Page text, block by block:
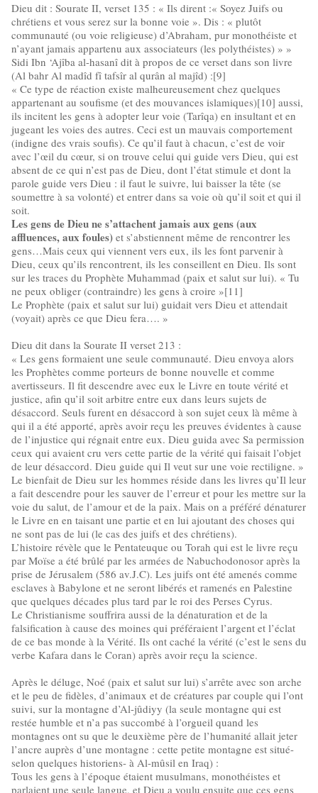
Dieu dit : Sourate II, verset 135 : « Ils dirent :« Soyez Juifs ou
chrétiens et vous serez sur la bonne voie ». Dis : « plutôt
communauté (ou voie religieuse) d’Abraham, pur monothéiste et
n’ayant jamais appartenu aux associateurs (les polythéistes) » »
Sidi Ibn ‘Ajîba al-hasanî dit à propos de ce verset dans son livre
(Al bahr Al madîd fî tafsîr al qurân al majîd) :[9]
« Ce type de réaction existe malheureusement chez quelques
appartenant au soufisme (et des mouvances islamiques)[10] aussi,
ils incitent les gens à adopter leur voie (Tarîqa) en insultant et en
jugeant les voies des autres. Ceci est un mauvais comportement
(indigne des vrais soufis). Ce qu’il faut à chacun, c’est de voir
avec l’œil du cœur, si on trouve celui qui guide vers Dieu, qui est
absent de ce qui n’est pas de Dieu, dont l’état stimule et dont la
parole guide vers Dieu : il faut le suivre, lui baisser la tête (se
soumettre à sa volonté) et entrer dans sa voie où qu’il soit et qui il
soit.
Les gens de Dieu ne s’attachent jamais aux gens (aux
affluences, aux foules) et s’abstiennent même de rencontrer les
gens…Mais ceux qui viennent vers eux, ils les font parvenir à
Dieu, ceux qu’ils rencontrent, ils les conseillent en Dieu. Ils sont
sur les traces du Prophète Muhammad (paix et salut sur lui). « Tu
ne peux obliger (contraindre) les gens à croire »[11]
Le Prophète (paix et salut sur lui) guidait vers Dieu et attendait
(voyait) après ce que Dieu fera…. »
Dieu dit dans la Sourate II verset 213 :
« Les gens formaient une seule communauté. Dieu envoya alors
les Prophètes comme porteurs de bonne nouvelle et comme
avertisseurs. Il fit descendre avec eux le Livre en toute vérité et
justice, afin qu’il soit arbitre entre eux dans leurs sujets de
désaccord. Seuls furent en désaccord à son sujet ceux là même à
qui il a été apporté, après avoir reçu les preuves évidentes à cause
de l’injustice qui régnait entre eux. Dieu guida avec Sa permission
ceux qui avaient cru vers cette partie de la vérité qui faisait l’objet
de leur désaccord. Dieu guide qui Il veut sur une voie rectiligne. »
Le bienfait de Dieu sur les hommes réside dans les livres qu’Il leur
a fait descendre pour les sauver de l’erreur et pour les mettre sur la
voie du salut, de l’amour et de la paix. Mais on a préféré dénaturer
le Livre en en taisant une partie et en lui ajoutant des choses qui
ne sont pas de lui (le cas des juifs et des chrétiens).
L’histoire révèle que le Pentateuque ou Torah qui est le livre reçu
par Moïse a été brûlé par les armées de Nabuchodonosor après la
prise de Jérusalem (586 av.J.C). Les juifs ont été amenés comme
esclaves à Babylone et ne seront libérés et ramenés en Palestine
que quelques décades plus tard par le roi des Perses Cyrus.
Le Christianisme souffrira aussi de la dénaturation et de la
falsification à cause des moines qui préféraient l’argent et l’éclat
de ce bas monde à la Vérité. Ils ont caché la vérité (c’est le sens du
verbe Kafara dans le Coran) après avoir reçu la science.
Après le déluge, Noé (paix et salut sur lui) s’arrête avec son arche
et le peu de fidèles, d’animaux et de créatures par couple qui l’ont
suivi, sur la montagne d’Al-jûdiyy (la seule montagne qui est
restée humble et n’a pas succombé à l’orgueil quand les
montagnes ont su que le deuxième père de l’humanité allait jeter
l’ancre auprès d’une montagne : cette petite montagne est situé-
selon quelques historiens- à Al-mûsil en Iraq) :
Tous les gens à l’époque étaient musulmans, monothéistes et
parlaient une seule langue, et Dieu a voulu ensuite que ces gens